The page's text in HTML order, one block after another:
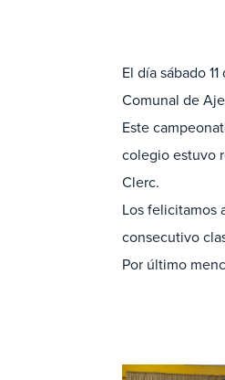
El día sábado
Comunal de
Este
colegio estuvo
Clerc.
Los felicitamos
consecutivo
Por último